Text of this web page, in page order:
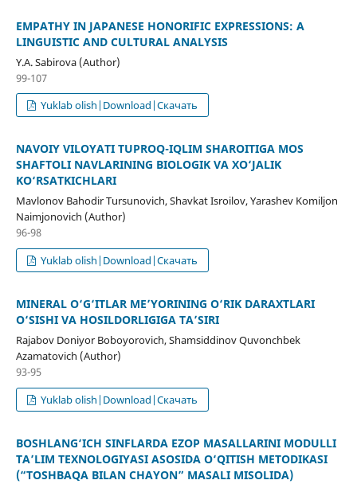
EMPATHY IN JAPANESE HONORIFIC EXPRESSIONS: A
LINGUISTIC AND CULTURAL ANALYSIS
Y.A. Sabirova (Author)
99-107
Yuklab olish|Download|Скачать
NAVOIY VILOYATI TUPROQ-IQLIM SHAROITIGA MOS
SHAFTOLI NAVLARINING BIOLOGIK VA XO‘JALIK
KO‘RSATKICHLARI
Mavlonov Bahodir Tursunovich, Shavkat Isroilov, Yarashev Komiljon
Naimjonovich (Author)
96-98
Yuklab olish|Download|Скачать
MINERAL O‘G‘ITLAR ME’YORINING O‘RIK DARAXTLARI
O‘SISHI VA HOSILDORLIGIGA TA’SIRI
Rajabov Doniyor Boboyorovich, Shamsiddinov Quvonchbek
Azamatovich (Author)
93-95
Yuklab olish|Download|Скачать
BOSHLANG‘ICH SINFLARDA EZOP MASALLARINI MODULLI
TA’LIM TEXNOLOGIYASI ASOSIDA O‘QITISH METODIKASI
(“TOSHBAQA BILAN CHAYON” MASALI MISOLIDA)